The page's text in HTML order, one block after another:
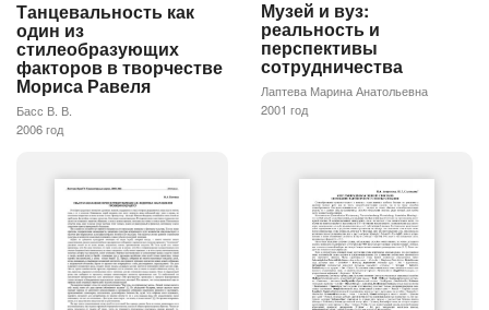
Танцевальность как
один из
стилеобразующих
факторов в творчестве
Мориса Равеля
Басс В. В.
2006 год
Музей и вуз:
реальность и
перспективы
сотрудничества
Лаптева Марина Анатольевна
2001 год